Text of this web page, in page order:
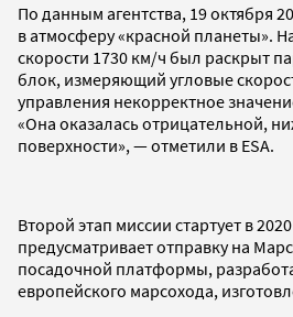
По данным агентства, 19 октября
в атмосферу «красной планеты».
скорости 1730 км/ч был раскрыт
блок, измеряющий угловые
управления некорректное
«Она оказалась отрицательной,
поверхности», — отметили в ESA.
Второй этап миссии стартует в
предусматривает отправку на
посадочной платформы,
европейского марсохода,